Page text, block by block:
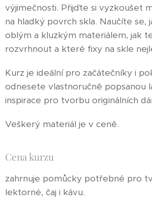
výjimečnosti. Přijďte si vyzkoušet
na hladký povrch skla. Naučíte se,
oblým a kluzkým materiálem, jak
rozvrhnout a které fixy na skle
Kurz je ideální pro začátečníky i
odnesete vlastnoručně popsanou
inspirace pro tvorbu originálních
Veškerý materiál je v ceně.
Cena kurzu
zahrnuje pomůcky potřebné pro
lektorné, čaj i kávu.